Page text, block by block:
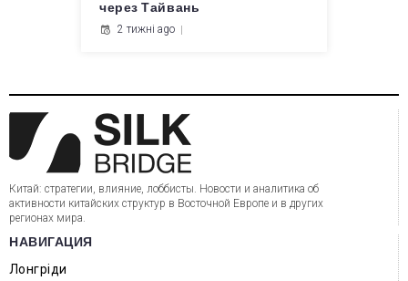
через Тайвань
2 тижні ago
Китай: стратегии, влияние, лоббисты. Новости и аналитика об
активности китайских структур в Восточной Европе и в других
регионах мира.
НАВИГАЦИЯ
Лонгріди